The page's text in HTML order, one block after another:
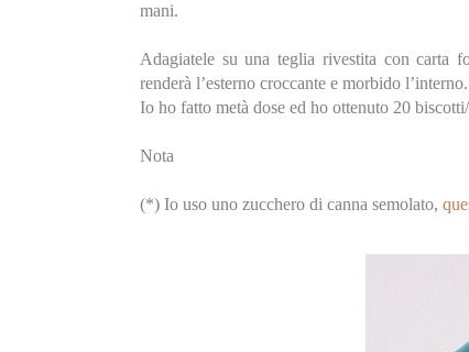
mani.
Adagiatele su una teglia rivestita con carta
renderà l’esterno croccante e morbido l’interno.
Io ho fatto metà dose ed ho ottenuto 20
Nota
(*) Io uso uno zucchero di canna semolato,